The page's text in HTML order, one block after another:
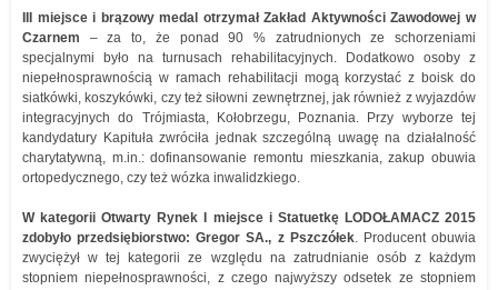
III miejsce i brązowy medal otrzymał Zakład Aktywności Zawodowej w
Czarnem – za to, że ponad 90 % zatrudnionych ze schorzeniami
specjalnymi było na turnusach rehabilitacyjnych. Dodatkowo osoby z
niepełnosprawnością w ramach rehabilitacji mogą korzystać z boisk do
siatkówki, koszykówki, czy też siłowni zewnętrznej, jak również z wyjazdów
integracyjnych do Trójmiasta, Kołobrzegu, Poznania. Przy wyborze tej
kandydatury Kapituła zwróciła jednak szczególną uwagę na działalność
charytatywną, m.in.: dofinansowanie remontu mieszkania, zakup obuwia
ortopedycznego, czy też wózka inwalidzkiego.
W kategorii Otwarty Rynek I miejsce i Statuetkę LODOŁAMACZ 2015
zdobyło przedsiębiorstwo: Gregor SA., z Pszczółek. Producent obuwia
zwyciężył w tej kategorii ze względu na zatrudnianie osób z każdym
stopniem niepełnosprawności, z czego najwyższy odsetek ze stopniem